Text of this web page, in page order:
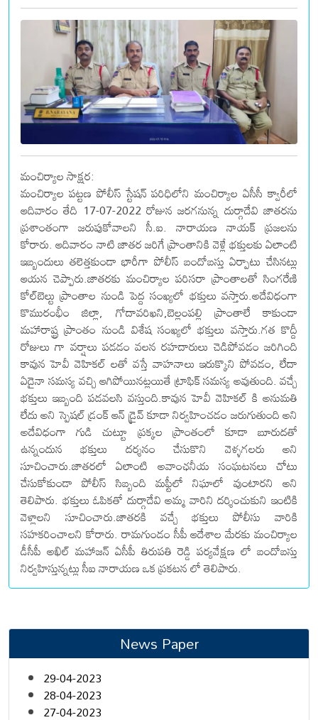
మంచిర్యాల సాక్షర:
మంచిర్యాల పట్టణ పోలీస్ స్టేషన్ పరిధిలోని మంచిర్యాల ఏసీసీ క్వారీలో
ఆదివారం తేది 17-07-2022 రోజున జరగనున్న దుర్గాదేవి జాతరను
ప్రశాంతంగా జరుపుకోవాలని సీ.ఐ. నారాయణ నాయక్ ప్రజలను
కోరారు. ఆదివారం నాటి జాతర జరిగే ప్రాంతానికి వెళ్లే భక్తులకు ఏలాంటి
ఇబ్బందులు తలెత్తకుండా భారీగా పోలీస్ బందోబస్తు ఏర్పాటు చేసినట్లు
ఆయన చెప్పారు.జాతరకు మంచిర్యాల పరిసరా ప్రాంతాలతో సింగరేణి
కోల్‌బెల్టు ప్రాంతాల నుండి పెద్ద సంఖ్యలో భక్తులు వస్తారు.అదేవిధంగా
కొమురంభీం జిల్లా, గోదావరిఖని,బెల్లంపల్లి ప్రాంతాలే కాకుండా
మహారాష్ట్ర ప్రాంతం నుండి విశేష సంఖ్యలో భక్తులు వస్తారు.గత కొద్దీ
రోజులు గా వర్షాలు పడడం వలన రహదారులు చెడిపోవడం జరిగింది
కావున హెవీ వెహికల్ లతో వస్తే వాహనాలు ఇరుక్కొని పోవడం, లేదా
ఏదైనా సమస్య వచ్చి ఆగిపోయినట్లయితే ట్రాఫిక్ సమస్య అవుతుంది. వచ్చే
భక్తులు ఇబ్బంది పడవలసి వస్తుంది.కావున హెవీ వెహికల్ కి అనుమతి
లేదు అని స్పెషల్ డ్రంక్ ఆన్ డ్రైవ్ కూడా నిర్వహించడం జరుగుతుంది అని
అదేవిధంగా గుడి చుట్టూ ప్రక్కల ప్రాంతంలో కూడా బూరుదతో
ఉన్నందున భక్తులు దర్శనం చేసుకొని వెళ్ళగలరు అని
సూచించారు.జాతరలో ఏలాంటి అవాంఛనీయ సంఘటనలు చోటు
చేసుకోకుండా పోలీస్ సిబ్బంది మఫ్టీలో నిఘాలో వుంటారని అని
తెలిపారు. భక్తులు ఓపికతో దుర్గాదేవి అమ్మ వారిని దర్శించుకుని ఇంటికి
వెళ్లాలని సూచించారు.జాతరకి వచ్చే భక్తులు పోలీసు వారికి
సహకరించాలని కోరారు. రామగుండం సీపీ ఆదేశాల మేరకు మంచిర్యాల
డీసీపీ అఖిల్ మహాజన్ ఏసీపీ తిరుపతి రెడ్డి పర్యవేక్షణ లో బందోబస్తు
నిర్వహిస్తున్నట్లు సీఐ నారాయణ ఒక ప్రకటన లో తెలిపారు.
News Paper
29-04-2023
28-04-2023
27-04-2023